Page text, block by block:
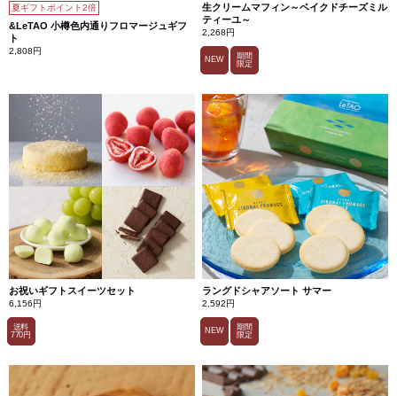
夏ギフトポイント2倍
&LeTAO 小樽色内通りフロマージュギフ
ト
2,808円
生クリームマフィン～ベイクドチーズミル
ティーユ～
2,268円
NEW
期間
限定
お祝いギフトスイーツセット
6,156円
送料
770円
ラングドシャアソート サマー
2,592円
NEW
期間
限定